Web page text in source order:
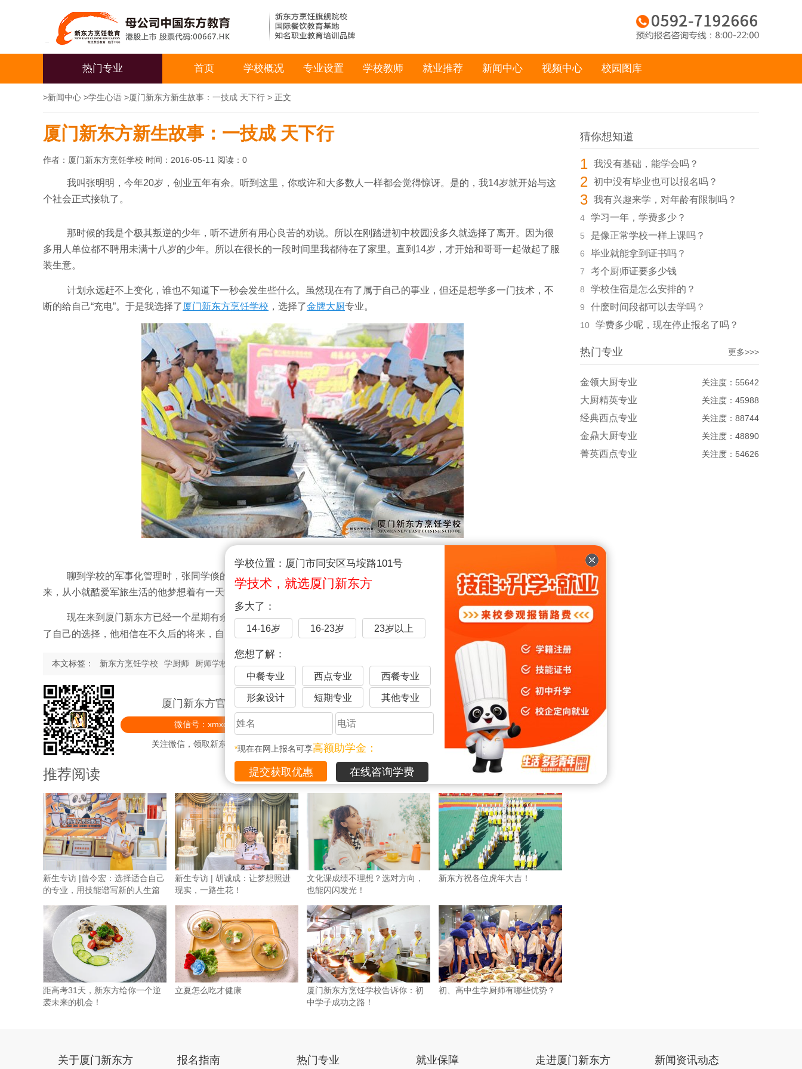
学校位置：厦门市同安区马垵路101号
学技术，就选厦门新东方
多大了：
14-16岁 16-23岁 23岁以上
您想了解：
中餐专业 西点专业 西餐专业
形象设计 短期专业 其他专业
*现在在网上报名可享高额助学金：
在线咨询学费
热门专业 首页 学校概况 专业设置 学校教师 就业推荐 新闻中心 视频中心 校园图库
>新闻中心 >学生心语 >厦门新东方新生故事：一技成 天下行 > 正文
厦门新东方新生故事：一技成 天下行
作者：厦门新东方烹饪学校 时间：2016-05-11 阅读： 0
我叫张明明，今年20岁，创业五年有余。听到这里，你或许和大多数人一样都会觉得惊讶。是的，我14岁就开始与这
个社会正式接轨了。
那时候的我是个极其叛逆的少年，听不进所有用心良苦的劝说。所以在刚踏进初中校园没多久就选择了离开。因为很
多用人单位都不聘用未满十八岁的少年。所以在很长的一段时间里我都待在了家里。直到14岁，才开始和哥哥一起做起了服
装生意。
计划永远赶不上变化，谁也不知道下一秒会发生些什么。虽然现在有了属于自己的事业，但还是想学多一门技术，不
断的给自己“充电”。于是我选择了 厦门新东方烹饪学校 ，选择了金牌大厨专业。
聊到学校的军事化管理时，张同学倏的举起了大拇指，连连称赞，他告诉小编，厦门新东方弥补了他很多的遗憾。原
来，从小就酷爱军旅生活的他梦想着有一天能够穿上翠绿的军装，昂首挺胸的踏在广大无垠的土地上，一展男儿本色。
现在来到厦门新东方已经一个星期有余，在这里，张同学重新体验了一次校园生活。老师们精湛的厨艺让他更加坚定
了自己的选择，他相信在不久后的将来，自己一定能够成为一名优秀的厨师。靠着自己的一技之长行天下。
本文标签： 新东方烹饪学校 学厨师 厨师学校 厦门烹饪学校
厦门新东方官方微信
微信号：xmxdfprxx
关注微信，领取新东方精美礼品
推荐阅读
新生专访 |曾令宏：选择适合自己
的专业，用技能谱写新的人生篇
新生专访 | 胡诚成：让梦想照进
现实，一路生花！
文化课成绩不理想？选对方向，
也能闪闪发光！
新东方祝各位虎年大吉！
距高考31天，新东方给你一个逆
袭未来的机会！
立夏怎么吃才健康
厦门新东方烹饪学校告诉你：初
中学子成功之路！
初、高中生学厨师有哪些优势？
猜你想知道
1 我没有基础，能学会吗？
2 初中没有毕业也可以报名吗？
3 我有兴趣来学，对年龄有限制吗？
4 学习一年，学费多少？
5 是像正常学校一样上课吗？
6 毕业就能拿到证书吗？
7 考个厨师证要多少钱
8 学校住宿是怎么安排的？
9 什麽时间段都可以去学吗？
10 学费多少呢，现在停止报名了吗？
热门专业 更多>>>
金领大厨专业 关注度：55642
大厨精英专业 关注度：45988
经典西点专业 关注度：88744
金鼎大厨专业 关注度：48890
菁英西点专业 关注度：54626
关于厦门新东方 报名指南 热门专业 就业保障 走进厦门新东方 新闻资讯动态